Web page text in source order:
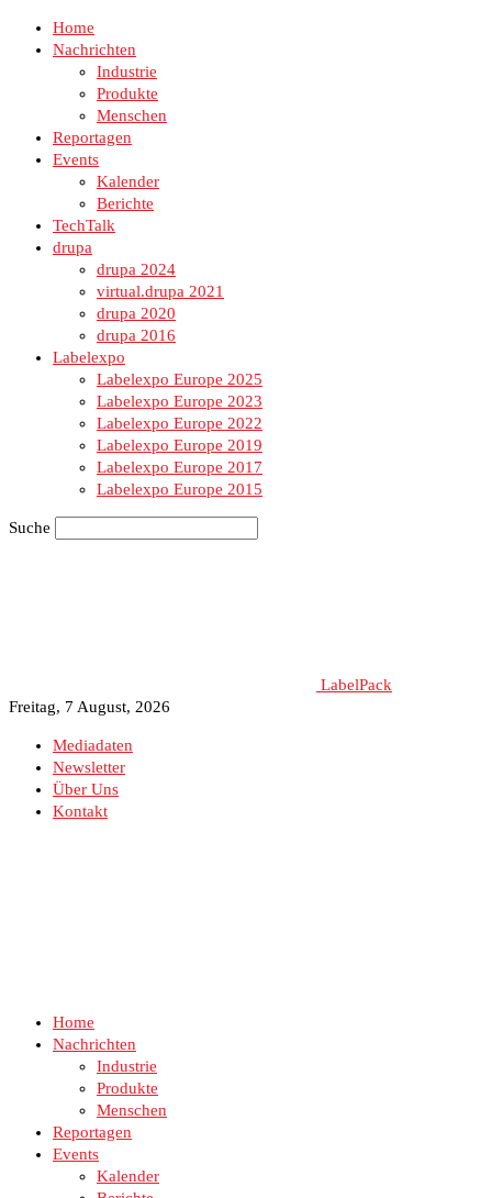
Home
Nachrichten
Industrie
Produkte
Menschen
Reportagen
Events
Kalender
Berichte
TechTalk
drupa
drupa 2024
virtual.drupa 2021
drupa 2020
drupa 2016
Labelexpo
Labelexpo Europe 2025
Labelexpo Europe 2023
Labelexpo Europe 2022
Labelexpo Europe 2019
Labelexpo Europe 2017
Labelexpo Europe 2015
Suche
LabelPack
Freitag, 7 August, 2026
Mediadaten
Newsletter
Über Uns
Kontakt
Home
Nachrichten
Industrie
Produkte
Menschen
Reportagen
Events
Kalender